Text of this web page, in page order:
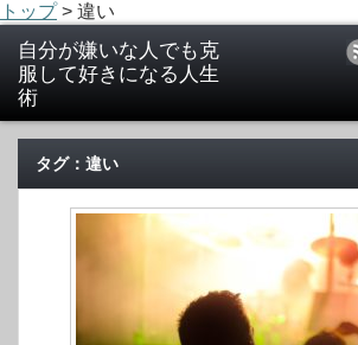
トップ> 違い
タグ：違い